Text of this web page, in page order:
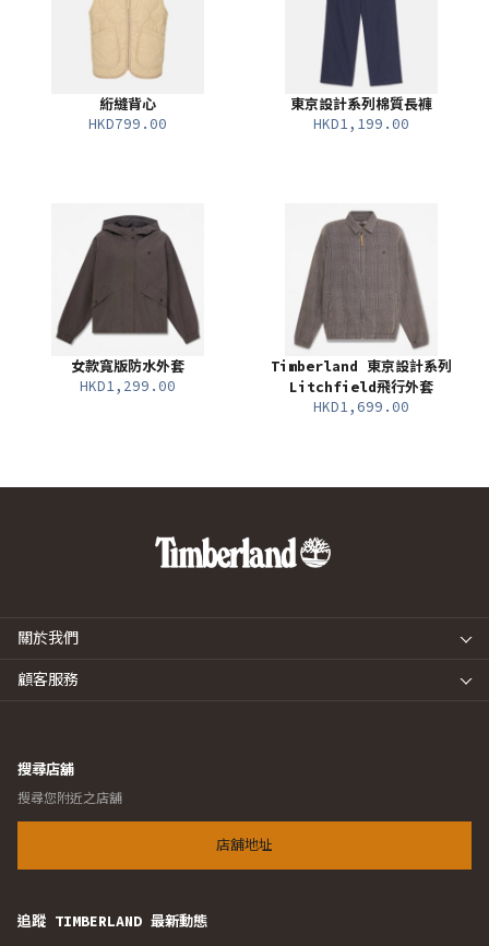
絎縫背心
HKD799.00
東京設計系列棉質長褲
HKD1,199.00
女款寬版防水外套
HKD1,299.00
Timberland 東京設計系列
Litchfield飛行外套
HKD1,699.00
關於我們
顧客服務
搜尋店舖
搜尋您附近之店舖
店舖地址
追蹤 TIMBERLAND 最新動態